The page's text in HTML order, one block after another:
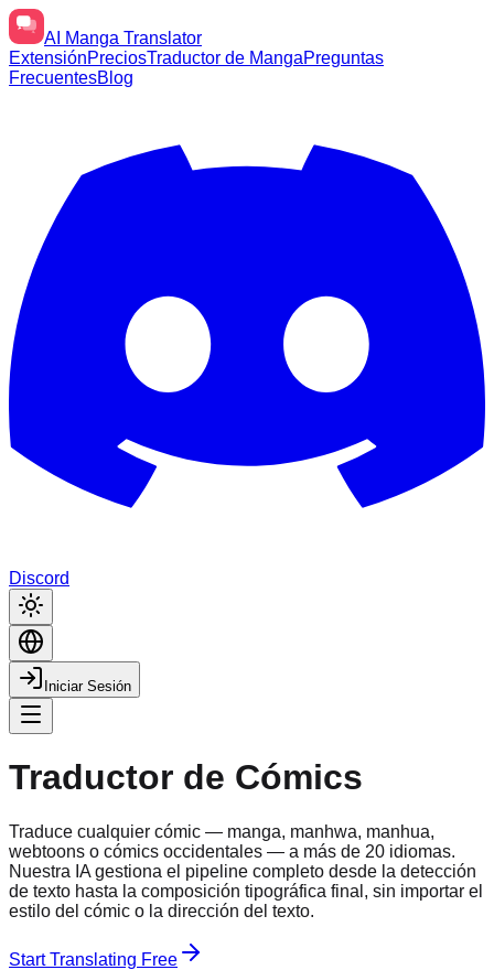
AI Manga Translator
ExtensiónPreciosTraductor de MangaPreguntas
FrecuentesBlog
Discord
Iniciar Sesión
Traductor de Cómics
Traduce cualquier cómic — manga, manhwa, manhua,
webtoons o cómics occidentales — a más de 20 idiomas.
Nuestra IA gestiona el pipeline completo desde la detección
de texto hasta la composición tipográfica final, sin importar el
estilo del cómic o la dirección del texto.
Start Translating Free